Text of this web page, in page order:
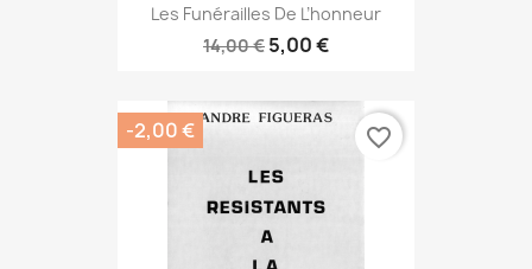
Les Funérailles De L’honneur
14,00 € 5,00 €
-2,00 € favorite_border